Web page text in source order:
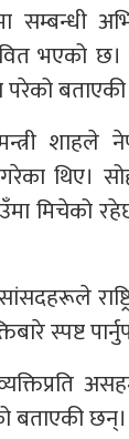
सम्बन्धी
भएको छ।
परेको
शाहले
थिए।
मिचेको
सांसदहरूले
स्पष्ट
बताएकी छन्।